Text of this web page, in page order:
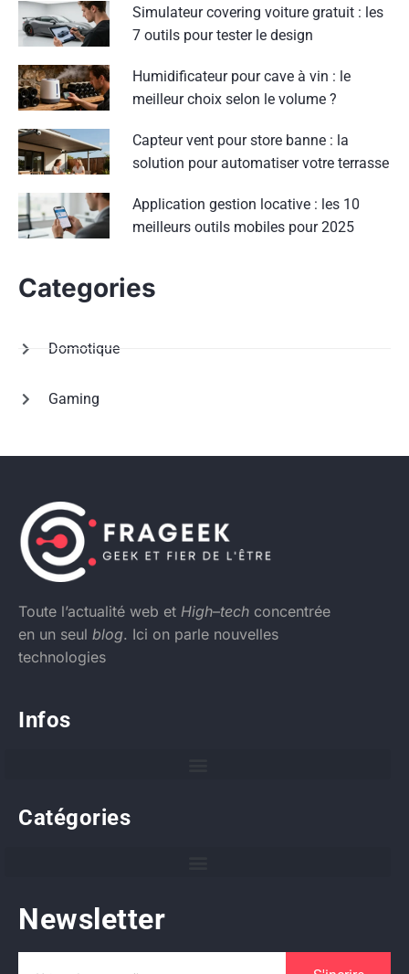
Simulateur covering voiture gratuit : les
7 outils pour tester le design
Humidificateur pour cave à vin : le
meilleur choix selon le volume ?
Capteur vent pour store banne : la
solution pour automatiser votre terrasse
Application gestion locative : les 10
meilleurs outils mobiles pour 2025
Categories
Domotique
Gaming
Toute l’actualité web et High–tech concentrée
en un seul blog. Ici on parle nouvelles
technologies
Infos
Catégories
Newsletter